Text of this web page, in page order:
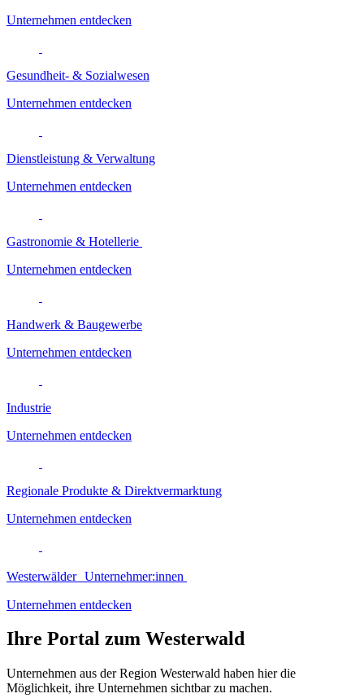
Unternehmen entdecken
Gesundheit- & Sozialwesen
Unternehmen entdecken
Dienstleistung & Verwaltung
Unternehmen entdecken
Gastronomie & Hotellerie
Unternehmen entdecken
Handwerk & Baugewerbe
Unternehmen entdecken
Industrie
Unternehmen entdecken
Regionale Produkte & Direktvermarktung
Unternehmen entdecken
Westerwälder Unternehmer:innen
Unternehmen entdecken
Ihre Portal zum Westerwald
Unternehmen aus der Region Westerwald haben hier die
Möglichkeit, ihre Unternehmen sichtbar zu machen.